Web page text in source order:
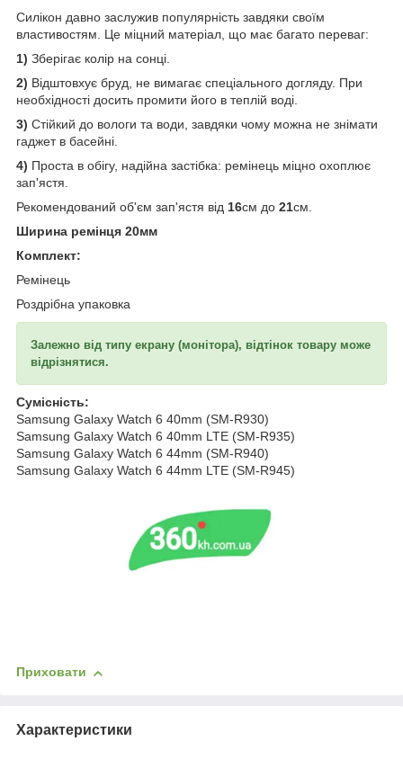
Силікон давно заслужив популярність завдяки своїм
властивостям. Це міцний матеріал, що має багато переваг:
1) Зберігає колір на сонці.
2) Відштовхує бруд, не вимагає спеціального догляду. При
необхідності досить промити його в теплій воді.
3) Стійкий до вологи та води, завдяки чому можна не знімати
гаджет в басейні.
4) Проста в обігу, надійна застібка: ремінець міцно охоплює
зап'ястя.
Рекомендований об'єм зап'ястя від 16см до 21см.
Ширина ремінця 20мм
Комплект:
Ремінець
Роздрібна упаковка
Залежно від типу екрану (монітора), відтінок товару може
відрізнятися.
Сумісність:
Samsung Galaxy Watch 6 40mm (SM-R930)
Samsung Galaxy Watch 6 40mm LTE (SM-R935)
Samsung Galaxy Watch 6 44mm (SM-R940)
Samsung Galaxy Watch 6 44mm LTE (SM-R945)
Приховати
Характеристики